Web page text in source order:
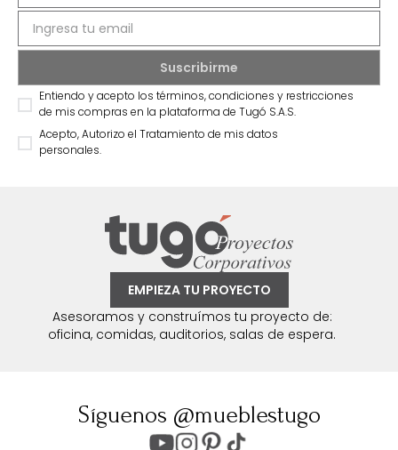
Entiendo y acepto los términos, condiciones y restricciones
de mis compras en la plataforma de Tugó S.A.S.
Acepto, Autorizo el Tratamiento de mis datos
personales.
EMPIEZA TU PROYECTO
Asesoramos y construímos tu proyecto de:
oficina, comidas, auditorios, salas de espera.
Síguenos @mueblestugo